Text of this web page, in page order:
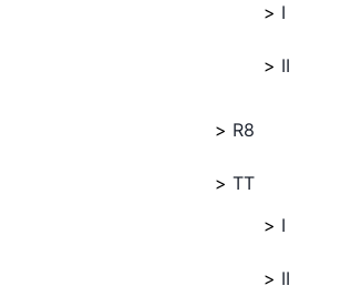
I
II
R8
TT
I
II